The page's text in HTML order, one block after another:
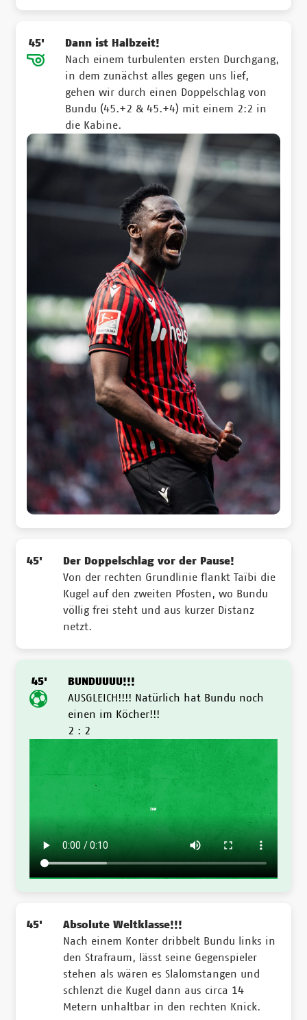
45'
Dann ist Halbzeit!
Nach einem turbulenten ersten Durchgang,
in dem zunächst alles gegen uns lief,
gehen wir durch einen Doppelschlag von
Bundu (45.+2 & 45.+4) mit einem 2:2 in
die Kabine.
45'
Der Doppelschlag vor der Pause!
Von der rechten Grundlinie flankt Taïbi die
Kugel auf den zweiten Pfosten, wo Bundu
völlig frei steht und aus kurzer Distanz
netzt.
45'
BUNDUUUU!!!
AUSGLEICH!!!! Natürlich hat Bundu noch
einen im Köcher!!!
2 : 2
45'
Absolute Weltklasse!!!
Nach einem Konter dribbelt Bundu links in
den Strafraum, lässt seine Gegenspieler
stehen als wären es Slalomstangen und
schlenzt die Kugel dann aus circa 14
Metern unhaltbar in den rechten Knick.